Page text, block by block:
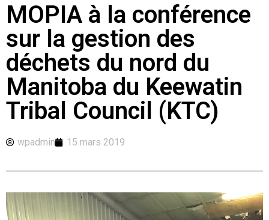
MOPIA à la conférence
sur la gestion des
déchets du nord du
Manitoba du Keewatin
Tribal Council (KTC)
wpadmin 15 mars 2019